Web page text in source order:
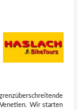
Wir starten